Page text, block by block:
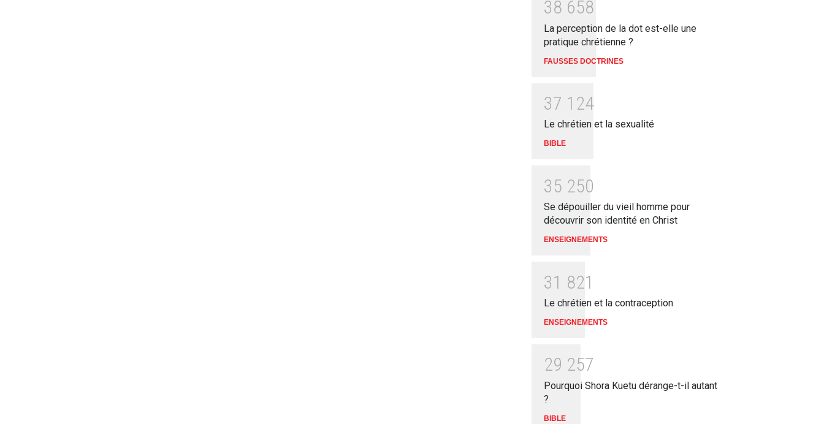
38 658
La perception de la dot est-elle une
pratique chrétienne ?
FAUSSES DOCTRINES
37 1 24
Le chrétien et la sexualité
BIBLE
35 250
Se dépouiller du vieil homme pour
découvrir son identité en Christ
ENSEIGNEMENTS
31 821
Le chrétien et la contraception
ENSEIGNEMENTS
29 257
Pourquoi Shora Kuetu dérange-t-il autant
?
BIBLE